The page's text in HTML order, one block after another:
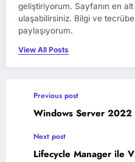
geliştiriyorum. Sayfanın en
ulaşabilirsiniz. Bilgi ve
paylaşıyorum.
View All Posts
Previous post
Windows Server 2022
Next post
Lifecycle Manager ile